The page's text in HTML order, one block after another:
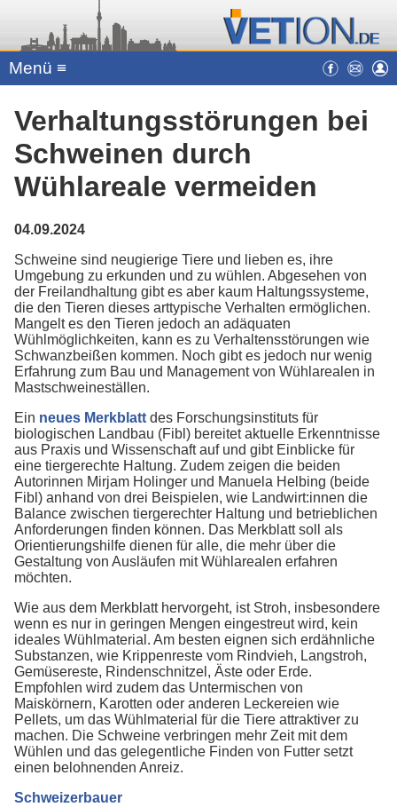
Menü ≡
Verhaltungsstörungen bei
Schweinen durch
Wühlareale vermeiden
04.09.2024
Schweine sind neugierige Tiere und lieben es, ihre
Umgebung zu erkunden und zu wühlen. Abgesehen von
der Freilandhaltung gibt es aber kaum Haltungssysteme,
die den Tieren dieses arttypische Verhalten ermöglichen.
Mangelt es den Tieren jedoch an adäquaten
Wühlmöglichkeiten, kann es zu Verhaltensstörungen wie
Schwanzbeißen kommen. Noch gibt es jedoch nur wenig
Erfahrung zum Bau und Management von Wühlarealen in
Mastschweineställen.
Ein neues Merkblatt des Forschungsinstituts für
biologischen Landbau (Fibl) bereitet aktuelle Erkenntnisse
aus Praxis und Wissenschaft auf und gibt Einblicke für
eine tiergerechte Haltung. Zudem zeigen die beiden
Autorinnen Mirjam Holinger und Manuela Helbing (beide
Fibl) anhand von drei Beispielen, wie Landwirt:innen die
Balance zwischen tiergerechter Haltung und betrieblichen
Anforderungen finden können. Das Merkblatt soll als
Orientierungshilfe dienen für alle, die mehr über die
Gestaltung von Ausläufen mit Wühlarealen erfahren
möchten.
Wie aus dem Merkblatt hervorgeht, ist Stroh, insbesondere
wenn es nur in geringen Mengen eingestreut wird, kein
ideales Wühlmaterial. Am besten eignen sich erdähnliche
Substanzen, wie Krippenreste vom Rindvieh, Langstroh,
Gemüsereste, Rindenschnitzel, Äste oder Erde.
Empfohlen wird zudem das Untermischen von
Maiskörnern, Karotten oder anderen Leckereien wie
Pellets, um das Wühlmaterial für die Tiere attraktiver zu
machen. Die Schweine verbringen mehr Zeit mit dem
Wühlen und das gelegentliche Finden von Futter setzt
einen belohnenden Anreiz.
Schweizerbauer